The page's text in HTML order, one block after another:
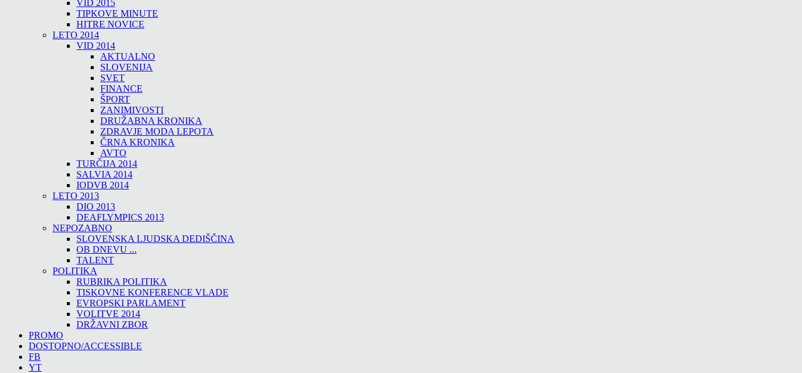
VID 2015
TIPKOVE MINUTE
HITRE NOVICE
LETO 2014
VID 2014
AKTUALNO
SLOVENIJA
SVET
FINANCE
ŠPORT
ZANIMIVOSTI
DRUŽABNA KRONIKA
ZDRAVJE MODA LEPOTA
ČRNA KRONIKA
AVTO
TURČIJA 2014
SALVIA 2014
IODVB 2014
LETO 2013
DIO 2013
DEAFLYMPICS 2013
NEPOZABNO
SLOVENSKA LJUDSKA DEDIŠČINA
OB DNEVU ...
TALENT
POLITIKA
RUBRIKA POLITIKA
TISKOVNE KONFERENCE VLADE
EVROPSKI PARLAMENT
VOLITVE 2014
DRŽAVNI ZBOR
PROMO
DOSTOPNO/ACCESSIBLE
FB
YT